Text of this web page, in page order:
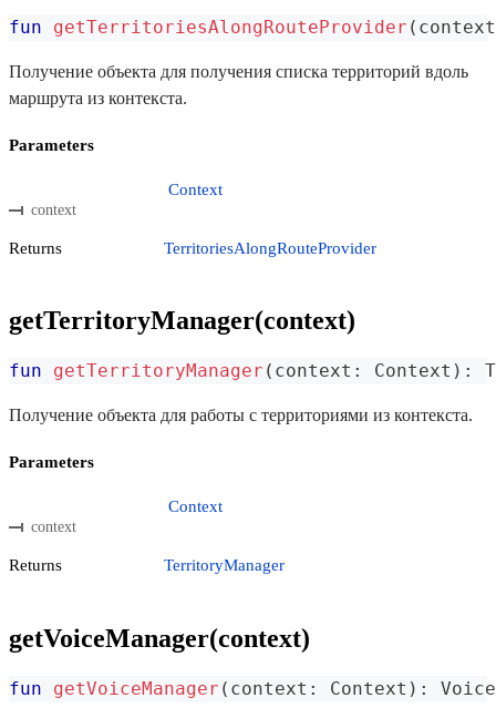
fun getTerritoriesAlongRouteProvider ( context
Получение объекта для получения списка территорий вдоль
маршрута из контекста.
Parameters
context
Context
Returns TerritoriesAlongRouteProvider
getTerritoryManager(context)
fun getTerritoryManager ( context : Context ) :
Получение объекта для работы с территориями из контекста.
Parameters
context
Context
Returns TerritoryManager
getVoiceManager(context)
fun getVoiceManager ( context : Context ) :